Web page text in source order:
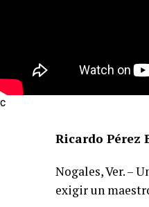
c
Ricardo Pérez
Nogales, Ver. –
exigir un